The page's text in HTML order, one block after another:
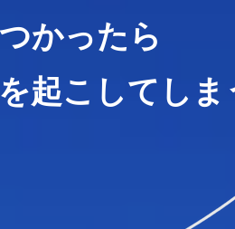
かったら
起こしてしま